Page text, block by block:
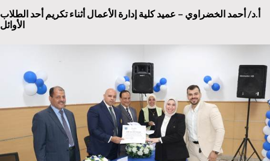
أ.د/ أحمد الخضراوي – عميد كلية إدارة الأعمال أثناء تكريم أحد الطلاب
الأوائل